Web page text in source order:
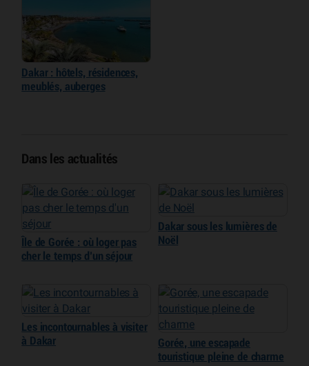
Dakar : hôtels, résidences,
meublés, auberges
Dans les actualités
Île de Gorée : où loger pas
cher le temps d’un séjour
Dakar sous les lumières de
Noël
Les incontournables à visiter
à Dakar
Gorée, une escapade
touristique pleine de charme